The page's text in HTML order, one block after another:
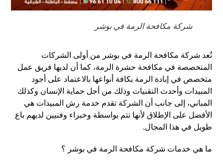
شركة مكافحة الرمة في بوشر
تُعد شركة مكافحة الرمة في بوشر من أولى الشركات
المتخصصة في مكافحة حشرة الرمة، كما أن لديها فريق عمل
متخصص في إبادة الرمة بكافة أنواعها بالاعتماد على أجود
المبيدات وأحدث التقنيات وذلك من أجل حماية الإنسان وكذلك
المباني، إلى جانب أن الشركة تقدم خدمة رش المبيدات هي
الأفضل على الإطلاق لأنها تتم بواسطة وخبراء وفنيين لديهم باع
طويل في هذا المجال.
ما هي خدمات شركة مكافحة الرمة في بوشر ؟